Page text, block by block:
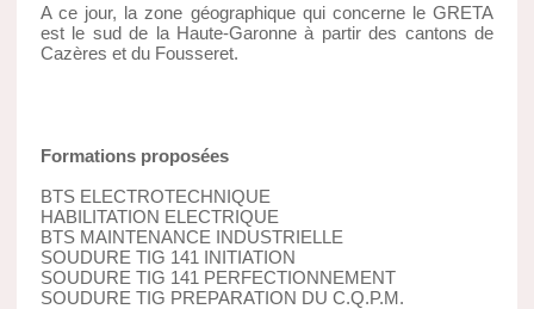
A ce jour, la zone géographique qui concerne le GRETA
est le sud de la Haute-Garonne à partir des cantons de
Cazères et du Fousseret.
Formations proposées
BTS ELECTROTECHNIQUE
HABILITATION ELECTRIQUE
BTS MAINTENANCE INDUSTRIELLE
SOUDURE TIG 141 INITIATION
SOUDURE TIG 141 PERFECTIONNEMENT
SOUDURE TIG PREPARATION DU C.Q.P.M.